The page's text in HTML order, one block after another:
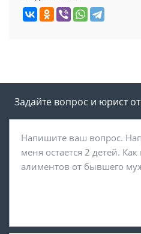
Задайте вопрос и юрист